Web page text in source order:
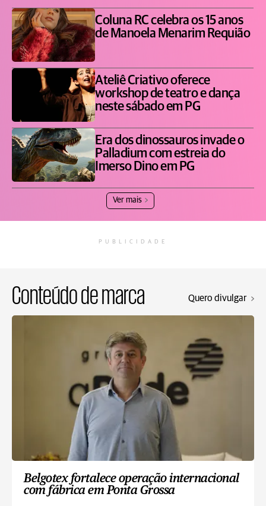
Coluna RC celebra os 15 anos
de Manoela Menarim Requião
Ateliê Criativo oferece
workshop de teatro e dança
neste sábado em PG
Era dos dinossauros invade o
Palladium com estreia do
Imerso Dino em PG
Ver mais
PUBLICIDADE
Conteúdo de marca Quero divulgar
Belgotex fortalece operação internacional
com fábrica em Ponta Grossa